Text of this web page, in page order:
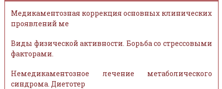
Медикаментозная коррекция основных клинических
проявлений ме
Виды физической активности. Борьба со стрессовыми
факторами.
Немедикаментозное лечение метаболического
синдрома. Диетотер